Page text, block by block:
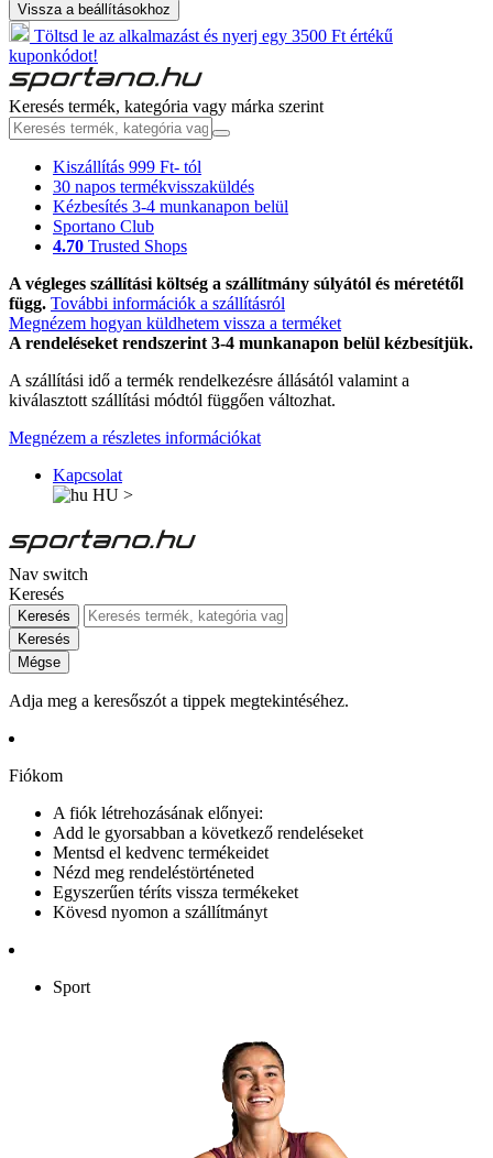
Vissza a beállításokhoz
Töltsd le az alkalmazást és nyerj egy 3500 Ft értékű
kuponkódot!
Keresés termék, kategória vagy márka szerint
Kiszállítás 999 Ft- tól
30 napos termékvisszaküldés
Kézbesítés 3-4 munkanapon belül
Sportano Club
4.70 Trusted Shops
A végleges szállítási költség a szállítmány súlyától és méretétől
függ. További információk a szállításról
Megnézem hogyan küldhetem vissza a terméket
A rendeléseket rendszerint 3-4 munkanapon belül kézbesítjük.
A szállítási idő a termék rendelkezésre állásától valamint a
kiválasztott szállítási módtól függően változhat.
Megnézem a részletes információkat
Kapcsolat
HU >
Nav switch
Keresés
Keresés
Keresés
Mégse
Adja meg a keresőszót a tippek megtekintéséhez.
Fiókom
A fiók létrehozásának előnyei:
Add le gyorsabban a következő rendeléseket
Mentsd el kedvenc termékeidet
Nézd meg rendeléstörténeted
Egyszerűen téríts vissza termékeket
Kövesd nyomon a szállítmányt
Sport